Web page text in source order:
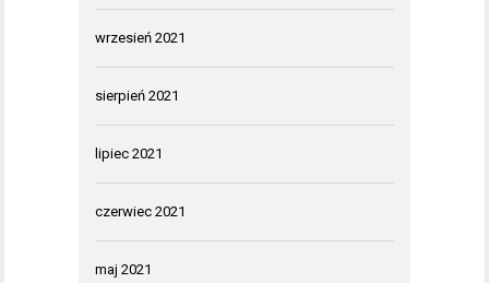
wrzesień 2021
sierpień 2021
lipiec 2021
czerwiec 2021
maj 2021